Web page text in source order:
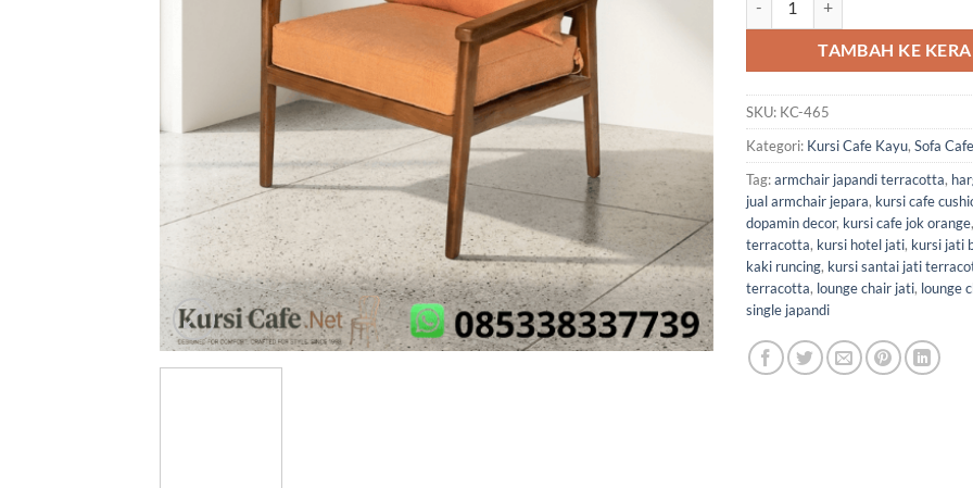
TAMBAH KE
SKU: KC-465
Kategori: Kursi Cafe Kayu, Sofa Cafe
Tag:armchair japandi terracotta,
jual armchair jepara, kursi cafe
dopamin decor, kursi cafe jok orange
terracotta, kursi hotel jati, kursi jati
kaki runcing, kursi santai jati
terracotta, lounge chair jati, lounge
single japandi